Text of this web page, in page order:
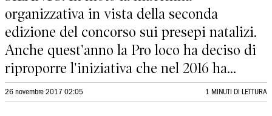
organizzativa in vista della seconda
edizione del concorso sui presepi natalizi.
Anche quest'anno la Pro loco ha deciso di
riproporre l'iniziativa che nel 2016 ha...
26 novembre 2017 02:05 1 MINUTI DI LETTURA